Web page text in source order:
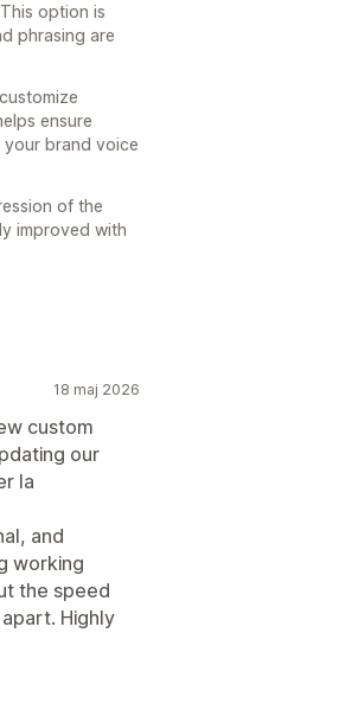
option is
phrasing are
ensure
your brand voice
of the
improved with
18 maj 2026
custom
our
la
and
working
the speed
Highly